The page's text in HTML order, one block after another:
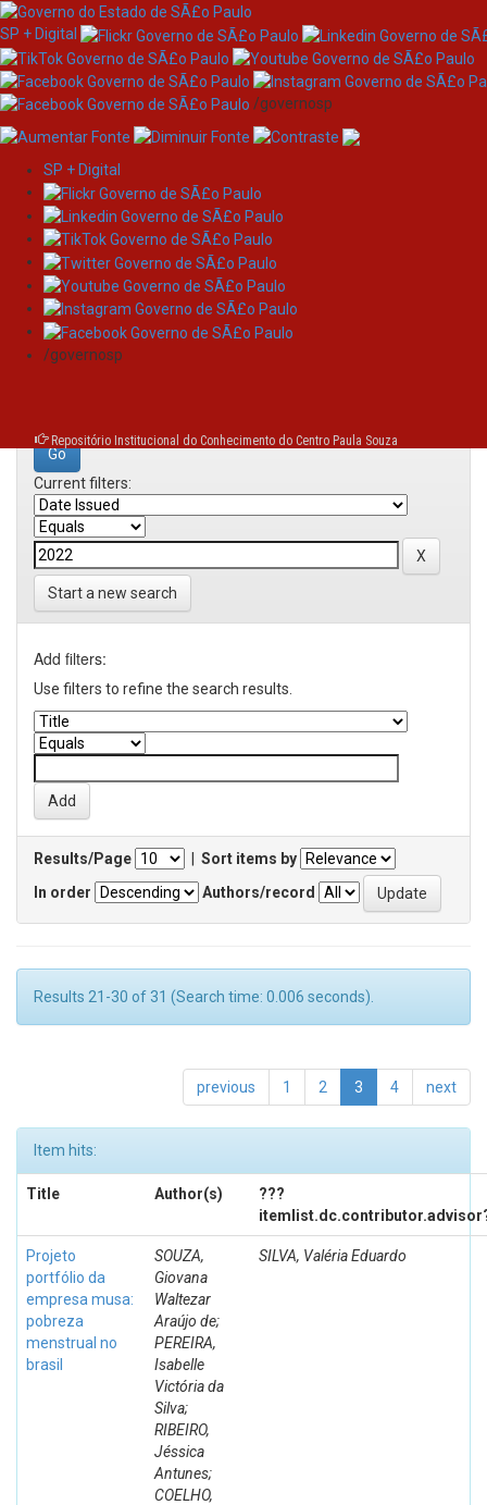
Skip
navigation
SP + Digital
/governosp
SP + Digital
/governosp
Repositório Institucional do Conhecimento do Centro Paula Souza
Search
Search:
Current filters:
Start a new search
Add filters:
Use filters to refine the search results.
Results/Page
Sort items by
In order
Authors/record
Results 21-30 of 31 (Search time: 0.006 seconds).
previous 1 2 3 4 next
Item hits:
Title Author(s)
???
Projeto
portfólio da
empresa musa:
pobreza
menstrual no
brasil
SOUZA,
Giovana
Waltezar
Araújo de;
PEREIRA,
Isabelle
Victória da
Silva;
RIBEIRO,
Jéssica
Antunes;
COELHO,
SILVA, Valéria Eduardo